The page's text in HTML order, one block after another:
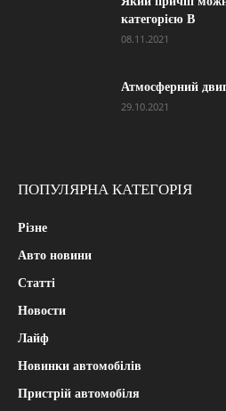
категорією В
08.11.2021
Атмосферний
29.10.2021
ПОПУЛЯРНА КАТЕГОРІЯ
Різне
Авто новини
Статті
Новости
Лайф
Новинки автомобілів
Пристрій автомобіля